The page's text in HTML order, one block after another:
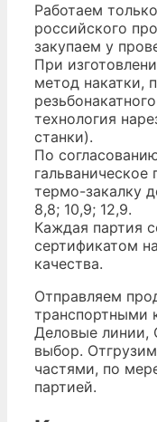
Работаем
российского
закупаем у
При
метод накатки,
технология
станки).
По
термо-закалку
8,8; 10,9; 12,9.
Каждая партия
сертификатом
качества.
Отправляем
транспортными
Деловые
выбор.
частями, по
партией.